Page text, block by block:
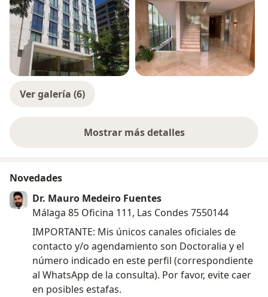
Santiago.
Realizo consulta particular de psiquiatría de adultos,
en áreas como Trastornos de Ansiedad, Depresión,
Trastorno Bipolar, Estrés laboral, Crisis de Pánico,
Depresión en el embrazo y postparto, TOC, Trastornos
de Personalidad, Adicciones, Trastornos por Dolor.
comprendido, acogido, acompañado y logremos
Nos vemos pronto.
Ver galería (6)
Mostrar más detalles
sobre la experiencia
Novedades
Dr. Mauro Medeiro Fuentes
Málaga 85 Oficina 111, Las Condes 7550144
IMPORTANTE: Mis únicos canales oficiales de
contacto y/o agendamiento son Doctoralia y el
número indicado en este perfil (correspondiente
al WhatsApp de la consulta). Por favor, evite caer
en posibles estafas.